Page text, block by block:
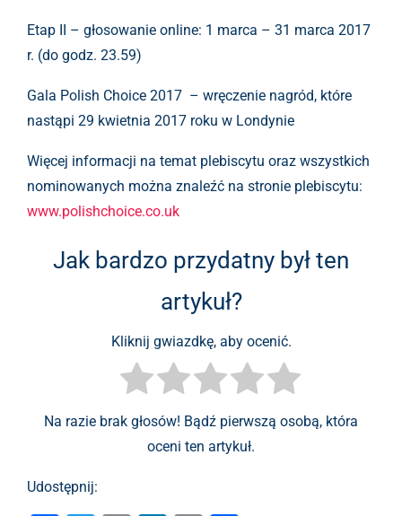
Etap II – głosowanie online: 1 marca – 31 marca 2017
r. (do godz. 23.59)
Gala Polish Choice 2017 – wręczenie nagród, które
nastąpi 29 kwietnia 2017 roku w Londynie
Więcej informacji na temat plebiscytu oraz wszystkich
nominowanych można znaleźć na stronie plebiscytu:
www.polishchoice.co.uk
Jak bardzo przydatny był ten
artykuł?
Kliknij gwiazdkę, aby ocenić.
Na razie brak głosów! Bądź pierwszą osobą, która
oceni ten artykuł.
Udostępnij: